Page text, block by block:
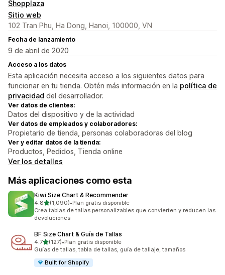
Shopplaza
Sitio web
102 Tran Phu, Ha Dong, Hanoi, 100000, VN
Fecha de lanzamiento
9 de abril de 2020
Acceso a los datos
Esta aplicación necesita acceso a los siguientes datos para
funcionar en tu tienda. Obtén más información en la política de
privacidad del desarrollador.
Ver datos de clientes:
Datos del dispositivo y de la actividad
Ver datos de empleados y colaboradores:
Propietario de tienda, personas colaboradoras del blog
Ver y editar datos de la tienda:
Productos, Pedidos, Tienda online
Ver los detalles
Más aplicaciones como esta
Kiwi Size Chart & Recommender
4.8de 5 estrellas
(1,090)
1090 reseñas en total
•Plan gratis disponible
Crea tablas de tallas personalizables que convierten y reducen las
devoluciones
BF Size Chart & Guía de Tallas
4.7de 5 estrellas
(127)
127 reseñas en total
•Plan gratis disponible
Guías de tallas, tabla de tallas, guía de tallaje, tamaños
Built for Shopify